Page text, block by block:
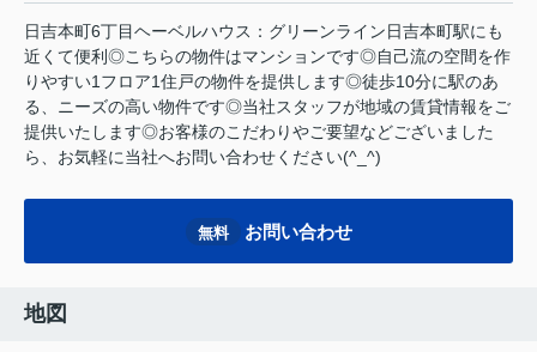
日吉本町6丁目ヘーベルハウス：グリーンライン日吉本町駅にも
近くて便利◎こちらの物件はマンションです◎自己流の空間を作
りやすい1フロア1住戸の物件を提供します◎徒歩10分に駅のあ
る、ニーズの高い物件です◎当社スタッフが地域の賃貸情報をご
提供いたします◎お客様のこだわりやご要望などございました
ら、お気軽に当社へお問い合わせください(^_^)
無料 お問い合わせ
地図